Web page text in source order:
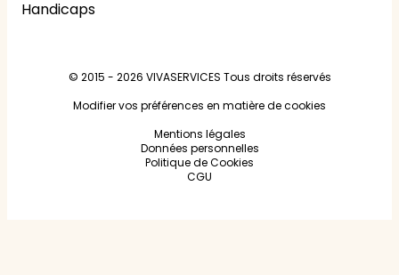
Handicaps
© 2015 - 2026 VIVASERVICES Tous droits réservés
Modifier vos préférences en matière de cookies
Mentions légales
Données personnelles
Politique de Cookies
CGU